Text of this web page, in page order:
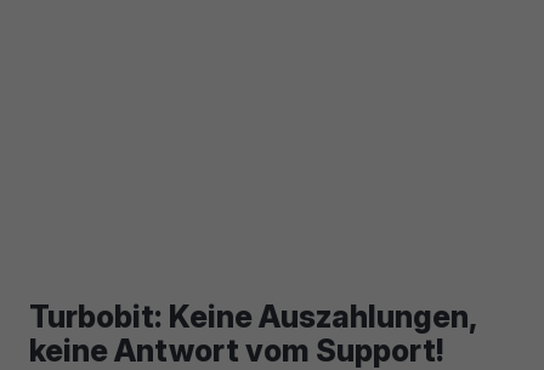
Turbobit: Keine Auszahlungen,
keine Antwort vom Support!